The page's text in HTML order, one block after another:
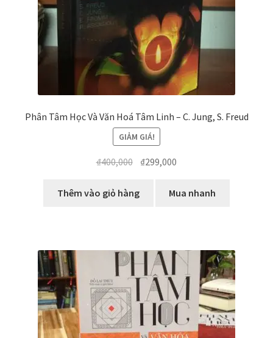
Phân Tâm Học Và Văn Hoá Tâm Linh – C. Jung, S. Freud
GIẢM GIÁ!
₫400,000 Giá
là:
₫299,000
tại
Thêm vào giỏ hàng Mua nhanh